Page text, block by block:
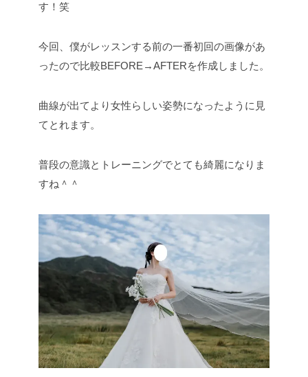
す！笑
今回、僕がレッスンする前の一番初回の画像があ
ったので比較BEFORE→AFTERを作成しました。
曲線が出てより女性らしい姿勢になったように見
てとれます。
普段の意識とトレーニングでとても綺麗になりま
すね＾＾